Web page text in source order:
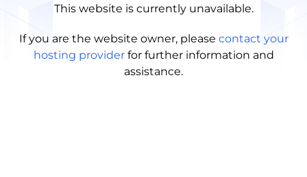
This website is currently unavailable.
If you are the website owner, please contact your
hosting provider for further information and
assistance.